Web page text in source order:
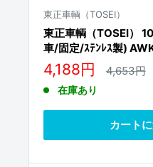
東正車輌（TOSEI）
東正車輌（TOSEI）
車/固定/ｽﾃﾝﾚｽ製)
販
売
価
格
4,188円 通
常
4,653円
在庫あり
カート